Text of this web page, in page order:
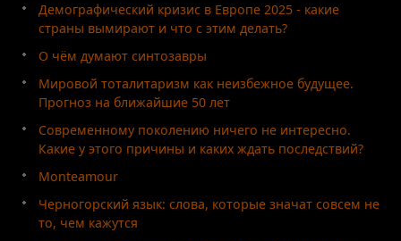
Демографический кризис в Европе 2025 - какие
страны вымирают и что с этим делать?
О чём думают синтозавры
Мировой тоталитаризм как неизбежное будущее.
Прогноз на ближайшие 50 лет
Современному поколению ничего не интересно.
Какие у этого причины и каких ждать последствий?
Monteamour
Черногорский язык: слова, которые значат совсем не
то, чем кажутся